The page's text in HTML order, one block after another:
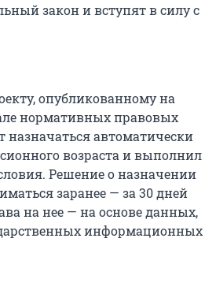
закон и вступят в силу с
опубликованному на
нормативных правовых
назначаться автоматически
возраста и выполнил
Решение о назначении
заранее — за 30 дней
на нее — на основе данных,
информационных